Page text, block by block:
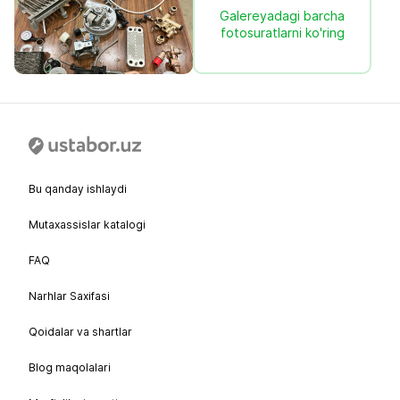
Galereyadagi barcha
fotosuratlarni ko'ring
Bu qanday ishlaydi
Mutaxassislar katalogi
FAQ
Narhlar Saxifasi
Qoidalar va shartlar
Blog maqolalari